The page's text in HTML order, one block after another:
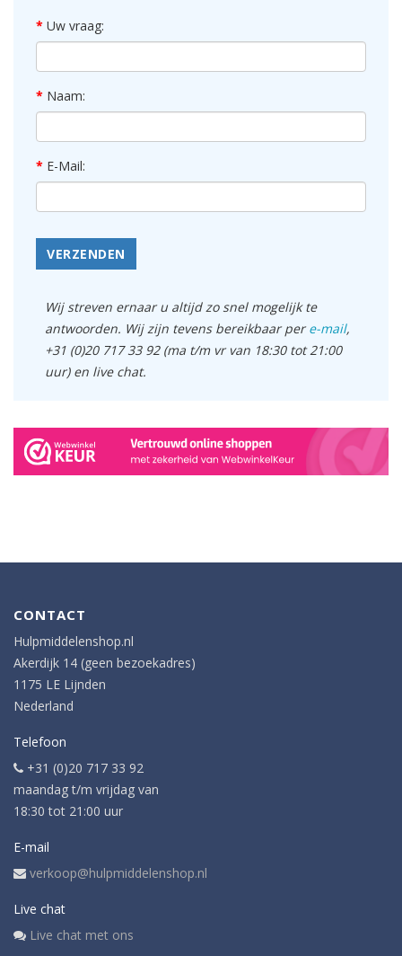
Uw vraag:
Naam:
E-Mail:
VERZENDEN
Wij streven ernaar u altijd zo snel mogelijk te
antwoorden. Wij zijn tevens bereikbaar pere-mail,
+31 (0)20 717 33 92 (ma t/m vr van 18:30 tot 21:00
uur) en live chat.
CONTACT
Hulpmiddelenshop.nl
Akerdijk 14 (geen bezoekadres)
1175 LE Lijnden
Nederland
Telefoon
+31 (0)20 717 33 92
maandag t/m vrijdag van
18:30 tot 21:00 uur
E-mail
verkoop@hulpmiddelenshop.nl
Live chat
Live chat met ons